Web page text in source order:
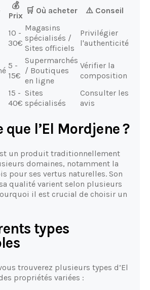
💰
Prix
🛒 Où acheter ⚠️ Conseil
10 -
30€
Magasins
spécialisés /
Sites officiels
Privilégier
l'authenticité
5 -
15€
Supermarchés
/ Boutiques
en ligne
Vérifier la
composition
15 -
40€
Sites
spécialisés
Consulter les
avis
que l’El Mordjene ?
un produit traditionnellement
domaines, notamment la
pour ses vertus naturelles. Son
qualité varient selon plusieurs
il est crucial de choisir un
types
trouverez plusieurs types d’El
propriétés variées :